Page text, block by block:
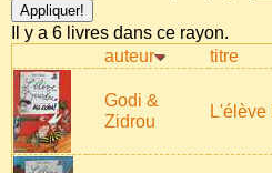
Il y a 6 livres dans ce rayon.
auteur
titre
Godi &
Zidrou
L'élève